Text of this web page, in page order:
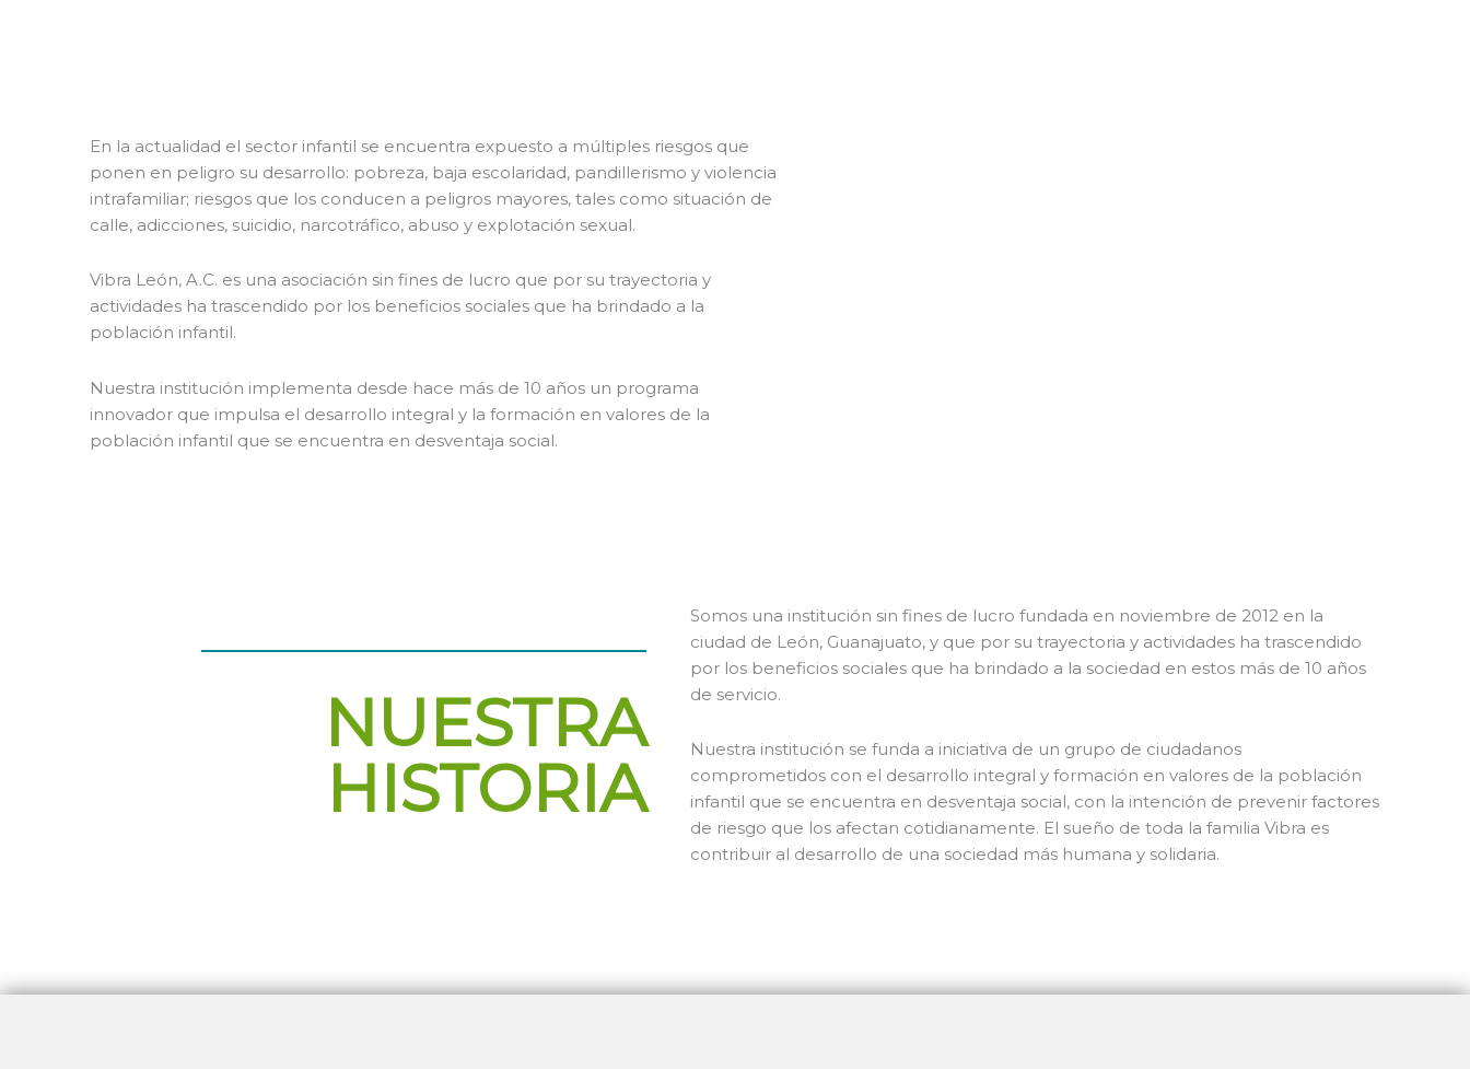
En la actualidad el sector infantil se encuentra expuesto a múltiples riesgos que
ponen en peligro su desarrollo: pobreza, baja escolaridad, pandillerismo y violencia
intrafamiliar; riesgos que los conducen a peligros mayores, tales como situación de
calle, adicciones, suicidio, narcotráfico, abuso y explotación sexual.
Vibra León, A.C. es una asociación sin fines de lucro que por su trayectoria y
actividades ha trascendido por los beneficios sociales que ha brindado a la
población infantil.
Nuestra institución implementa desde hace más de 10 años un programa
innovador que impulsa el desarrollo integral y la formación en valores de la
población infantil que se encuentra en desventaja social.
NUESTRA
HISTORIA
Somos una institución sin fines de lucro fundada en noviembre de 2012 en la
ciudad de León, Guanajuato, y que por su trayectoria y actividades ha trascendido
por los beneficios sociales que ha brindado a la sociedad en estos más de 10 años
de servicio.
Nuestra institución se funda a iniciativa de un grupo de ciudadanos
comprometidos con el desarrollo integral y formación en valores de la población
infantil que se encuentra en desventaja social, con la intención de prevenir factores
de riesgo que los afectan cotidianamente. El sueño de toda la familia Vibra es
contribuir al desarrollo de una sociedad más humana y solidaria.